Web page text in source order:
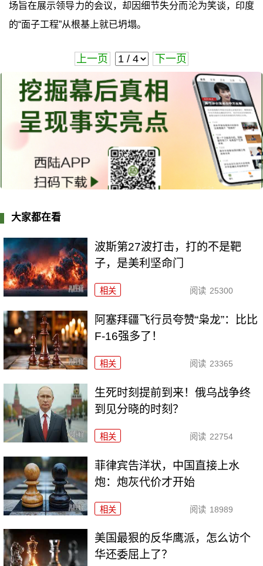
场旨在展示领导力的会议，却因细节失分而沦为笑谈，印度
的“面子工程”从根基上就已坍塌。
上一页 下一页
大家都在看
波斯第27波打击，打的不是靶
子，是美利坚命门
相关 阅读 25300
阿塞拜疆飞行员夸赞“枭龙”：比比
F-16强多了！
相关 阅读 23365
生死时刻提前到来！俄乌战争终
到见分晓的时刻？
相关 阅读 22754
菲律宾告洋状，中国直接上水
炮：炮灰代价才开始
相关 阅读 18989
美国最狠的反华鹰派，怎么访个
华还委屈上了？